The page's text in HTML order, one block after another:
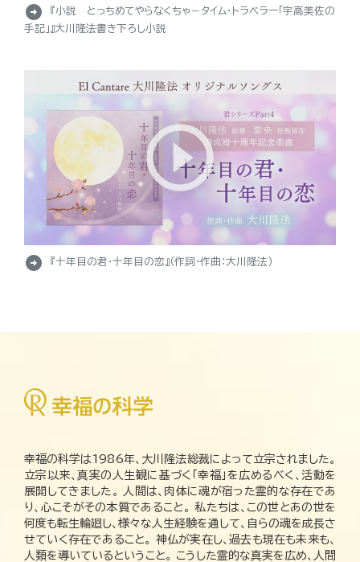
arrow_circle_right
『小説 とっちめてやらなくちゃ－タイム・トラベラー「宇高美佐の
手記」』大川隆法書き下ろし小説
arrow_circle_right 『十年目の君・十年目の恋』（作詞・作曲：大川隆法）
幸福の科学は1986年、大川隆法総裁によって立宗されました。
立宗以来、真実の人生観に基づく「幸福」を広めるべく、活動を
展開してきました。 人間は、肉体に魂が宿った霊的な存在であ
り、心こそがその本質であること。 私たちは、この世とあの世を
何度も転生輪廻し、様々な人生経験を通して、自らの魂を成長さ
せていく存在であること。 神仏が実在し、過去も現在も未来も、
人類を導いているということ。 こうした霊的な真実を広め、人間